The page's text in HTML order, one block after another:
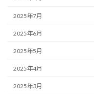
2025年7月
2025年6月
2025年5月
2025年4月
2025年3月